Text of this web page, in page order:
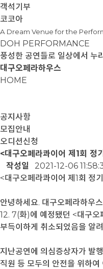
객석기부
코코아
A Dream Venue for the
DOH PERFORMANCE
풍성한 공연들로 일상에서 누
대구오페라하우스
HOME
공지사항
모집안내
오디션신청
<대구오페라콰이어 제1회 정
작성일
2021-12-06
<대구오페라콰이어 제1회 정
안녕하세요. 대구오페라하우
12. 7(화)에 예정됐던 <대구오
부득이하게 취소되었음을 알
지난공연에 의심증상자가 발
직원 등 모두의 안전을 위하